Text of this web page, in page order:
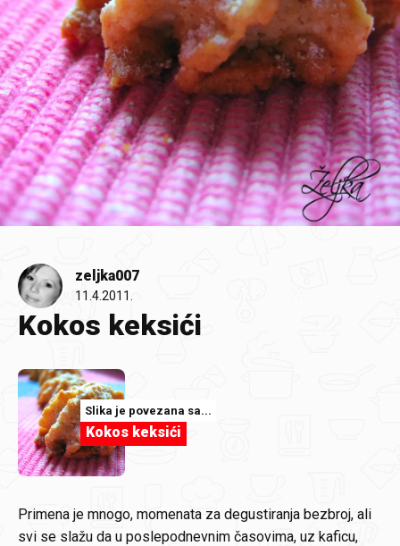
zeljka007
11.4.2011.
Kokos keksići
Slika je povezana sa...
Kokos keksići
Primena je mnogo, momenata za degustiranja bezbroj, ali
svi se slažu da u poslepodnevnim časovima, uz kaficu,